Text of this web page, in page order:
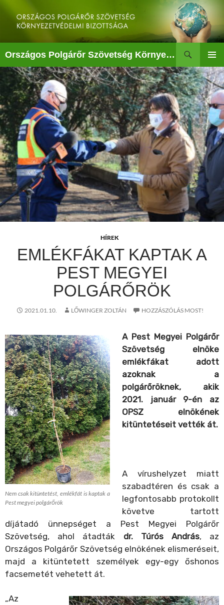
tartalomba
Országos Polgárőr Szövetség Környezetvédelmi Bizottsága
MENÜ
HÍREK
EMLÉKFÁKAT KAPTAK A
PEST MEGYEI
POLGÁRŐRÖK
2021.01.10. LŐWINGER ZOLTÁN HOZZÁSZÓLÁS MOST!
Nem csak kitüntetést, emlékfát is kaptak a
Pest megyei polgárőrök
A Pest Megyei Polgárőr
Szövetség elnöke
emlékfákat adott
azoknak a
polgárőröknek, akik
2021. január 9-én az
OPSZ elnökének
kitüntetéseit vették át.
A vírushelyzet miatt
szabadtéren és csak a
legfontosabb protokollt
követve tartott
díjátadó ünnepséget a Pest Megyei Polgárőr
Szövetség, ahol átadták dr. Túrós András, az
Országos Polgárőr Szövetség elnökének elismeréseit,
majd a kitüntetett személyek egy-egy őshonos
facsemetét vehetett át.
„Az